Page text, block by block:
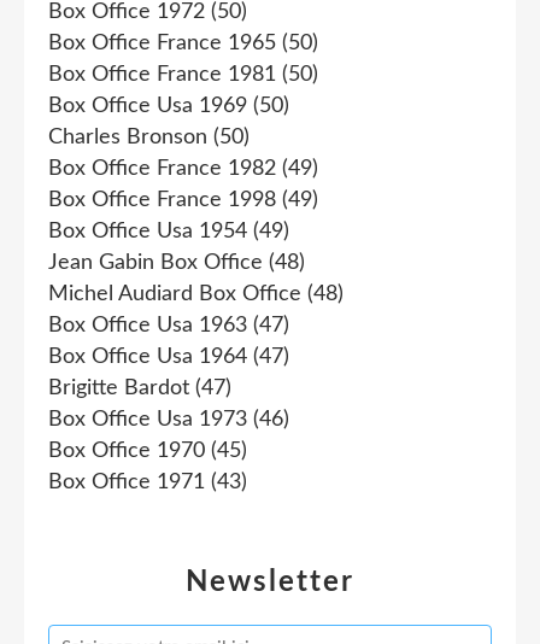
Newsletter
Box Office 1972 (50)
Box Office France 1965 (50)
Box Office France 1981 (50)
Box Office Usa 1969 (50)
Charles Bronson (50)
Box Office France 1982 (49)
Box Office France 1998 (49)
Box Office Usa 1954 (49)
Jean Gabin Box Office (48)
Michel Audiard Box Office (48)
Box Office Usa 1963 (47)
Box Office Usa 1964 (47)
Brigitte Bardot (47)
Box Office Usa 1973 (46)
Box Office 1970 (45)
Box Office 1971 (43)